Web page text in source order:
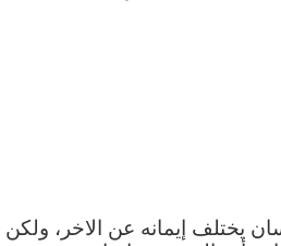
يختلف إيمانه عن الاخر، ولكن